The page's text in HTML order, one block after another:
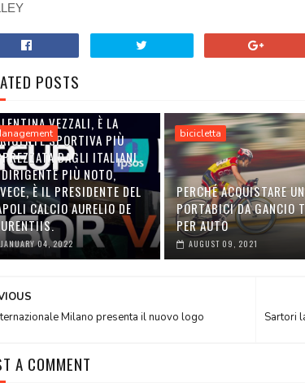
POSTS
VEZZALI, È LA
SPORTIVA PIÙ
DAGLI ITALIANI.
PIÙ NOTO,
È IL PRESIDENTE DEL
CALCIO AURELIO DE
JANUARY 04, 2022
bicicletta
PERCHÉ ACQUISTARE UN
PORTABICI DA GANCIO
PER AUTO
AUGUST 09, 2021
Sartori
Milano presenta il nuovo logo
A COMMENT